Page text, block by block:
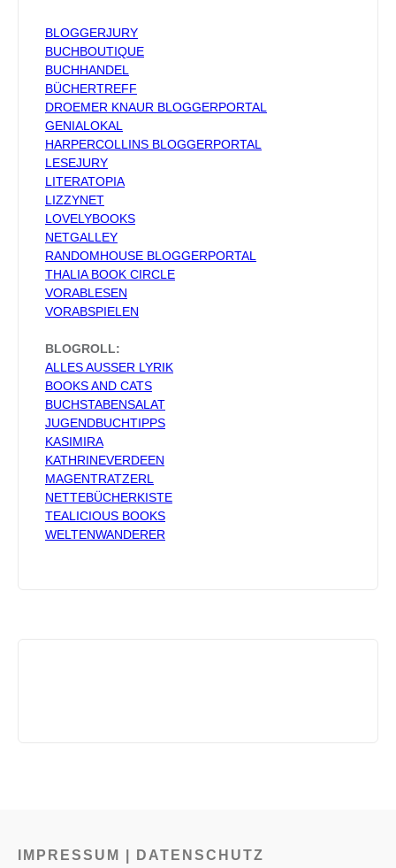
BLOGGERJURY
BUCHBOUTIQUE
BUCHHANDEL
BÜCHERTREFF
DROEMER KNAUR BLOGGERPORTAL
GENIALOKAL
HARPERCOLLINS BLOGGERPORTAL
LESEJURY
LITERATOPIA
LIZZYNET
LOVELYBOOKS
NETGALLEY
RANDOMHOUSE BLOGGERPORTAL
THALIA BOOK CIRCLE
VORABLESEN
VORABSPIELEN
BLOGROLL:
ALLES AUSSER LYRIK
BOOKS AND CATS
BUCHSTABENSALAT
JUGENDBUCHTIPPS
KASIMIRA
KATHRINEVERDEEN
MAGENTRATZERL
NETTEBÜCHERKISTE
TEALICIOUS BOOKS
WELTENWANDERER
IMPRESSUM | DATENSCHUTZ